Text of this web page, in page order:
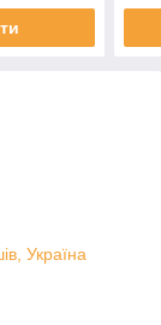
Україна